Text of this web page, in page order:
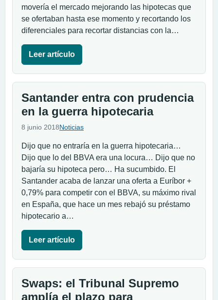
movería el mercado mejorando las hipotecas que
se ofertaban hasta ese momento y recortando los
diferenciales para recortar distancias con la…
Leer artículo
Santander entra con prudencia
en la guerra hipotecaria
8 junio 2018Noticias
Dijo que no entraría en la guerra hipotecaria…
Dijo que lo del BBVA era una locura… Dijo que no
bajaría su hipoteca pero… Ha sucumbido. El
Santander acaba de lanzar una oferta a Euríbor +
0,79% para competir con el BBVA, su máximo rival
en España, que hace un mes rebajó su préstamo
hipotecario a…
Leer artículo
Swaps: el Tribunal Supremo
amplía el plazo para